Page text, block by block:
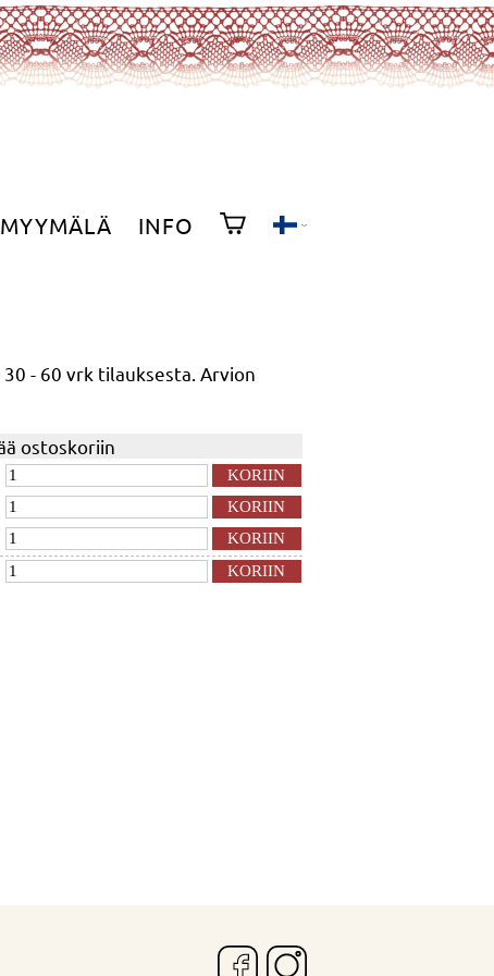
MYYMÄLÄ INFO
30 - 60 vrk tilauksesta. Arvion
ostoskoriin